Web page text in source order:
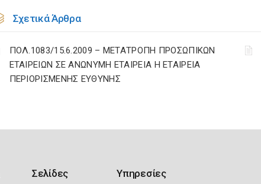
Σχετικά Άρθρα
ΠΟΛ.1083/15.6.2009 – ΜΕΤΑΤΡΟΠΗ ΠΡΟΣΩΠΙΚΩΝ
ΕΤΑΙΡΕΙΩΝ ΣΕ ΑΝΩΝΥΜΗ ΕΤΑΙΡΕΙΑ Η ΕΤΑΙΡΕΙΑ
ΠΕΡΙΟΡΙΣΜΕΝΗΣ ΕΥΘΥΝΗΣ
Σελίδες Υπηρεσίες